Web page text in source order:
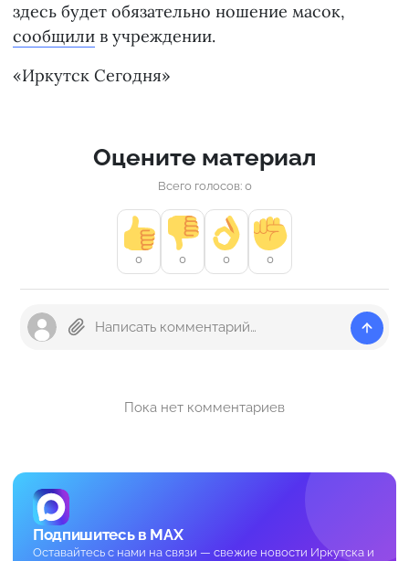
здесь будет обязательно ношение масок,
сообщили в учреждении.
«Иркутск Сегодня»
Оцените материал
Всего голосов: 0
0 0 0 0
Пока нет комментариев
Подпишитесь в MAX
Оставайтесь с нами на связи — свежие новости Иркутска и